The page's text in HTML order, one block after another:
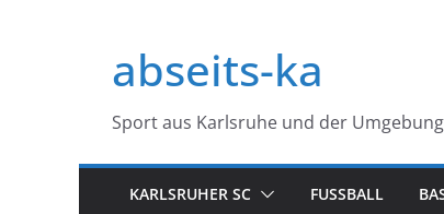
springenabseits-ka
Sport aus Karlsruhe und der Umgebung
KARLSRUHER SC FUSSBALL